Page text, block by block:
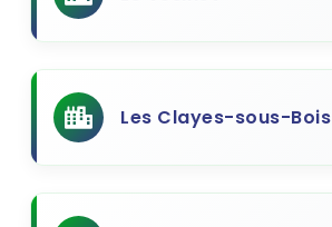
Les Clayes-sous-Bois